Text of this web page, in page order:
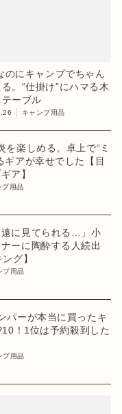
のにキャンプでちゃん
。“仕掛け”にハマる木
ーブル
キャンプ用品
を楽しめる。卓上で“ミ
ギアが幸せでした【目
ア】
プ用品
遠に見てられる…」小
ーに陶酔する人続出
グ】
プ用品
パーが本当に買ったキ
！1位は予約殺到した
プ用品